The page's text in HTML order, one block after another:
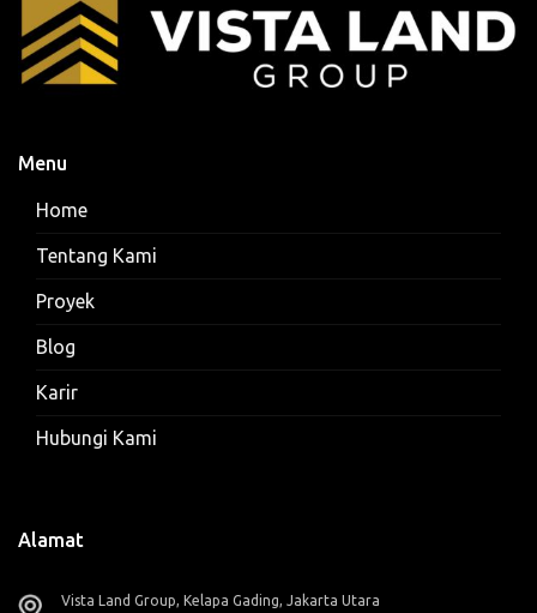
Menu
Home
Tentang Kami
Proyek
Blog
Karir
Hubungi Kami
Alamat
Vista Land Group, Kelapa Gading, Jakarta Utara